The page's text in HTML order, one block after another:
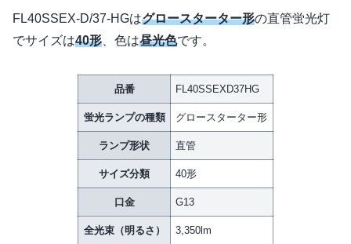
FL40SSEX-D/37-HGはグロースターター形の直管蛍光灯
でサイズは40形 、色は昼光色です。
品番 FL40SSEXD37HG
蛍光ランプの種類 グロースターター形
ランプ形状 直管
サイズ分類 40形
口金 G13
全光束（明るさ） 3,350lm